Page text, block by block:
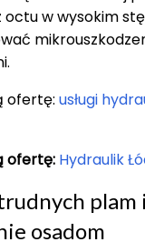
w wysokim
ofertę: usługi
ofertę: Hydraulik
plam i
osadom